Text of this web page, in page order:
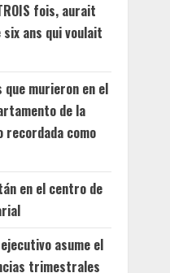
fois, aurait
ans qui voulait
murieron en el
de la
recordada como
en el centro de
asume el
trimestrales